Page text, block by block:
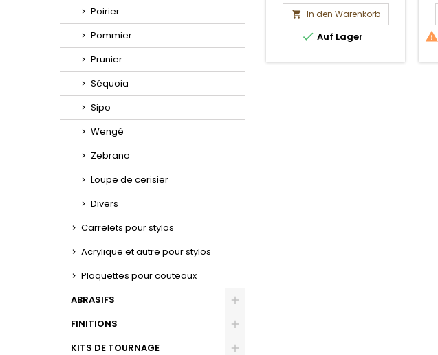
Poirier
Pommier
Prunier
Séquoia
Sipo
Wengé
Zebrano
Loupe de cerisier
Divers
Carrelets pour stylos
Acrylique et autre pour stylos
Plaquettes pour couteaux
ABRASIFS
FINITIONS
KITS DE TOURNAGE
 In den Warenkorb
 Auf Lager 